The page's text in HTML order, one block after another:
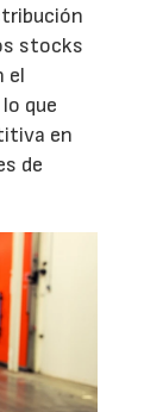
stocks
el
que
en
de